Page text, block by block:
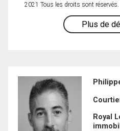
2021 Tous les droits sont réservés.
Plus de
Royal